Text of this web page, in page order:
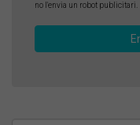
no l'envia un robot publicitari.